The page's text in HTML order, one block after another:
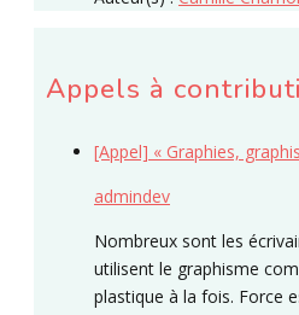
Appels à
[Appel] « Graphies,
admindev
Nombreux sont les
utilisent le graphisme
plastique à la fois. Force